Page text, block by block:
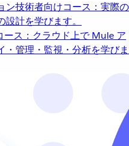
ン技術者向けコース：実際の
計を学びます。
ース：クラウド上で Mule ア
管理・監視・分析を学びま